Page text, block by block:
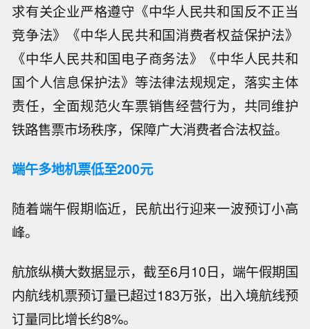
求有关企业严格遵守《中华人民共和国反不正当
竞争法》《中华人民共和国消费者权益保护法》
《中华人民共和国电子商务法》《中华人民共和
国个人信息保护法》等法律法规规定，落实主体
责任，全面规范火车票销售经营行为，共同维护
铁路售票市场秩序，保障广大消费者合法权益。
端午多地机票低至200元
随着端午假期临近，民航出行迎来一波预订小高
峰。
航旅纵横大数据显示，截至6月10日，端午假期国
内航线机票预订量已超过183万张，出入境航线预
订量同比增长约8%。